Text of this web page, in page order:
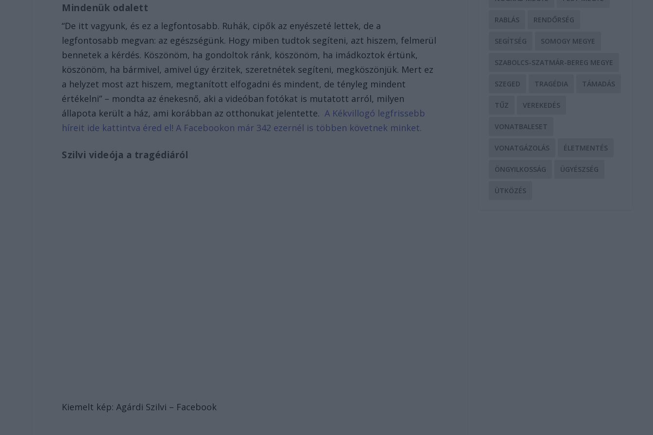
Mindenük odalett
“De itt vagyunk, és ez a legfontosabb. Ruhák, cipők az enyészeté lettek, de a
legfontosabb megvan: az egészségünk. Hogy miben tudtok segíteni, azt hiszem, felmerül
bennetek a kérdés. Köszönöm, ha gondoltok ránk, köszönöm, ha imádkoztok értünk,
köszönöm, ha bármivel, amivel úgy érzitek, szeretnétek segíteni, megköszönjük. Mert ez
a helyzet most azt hiszem, megtanított elfogadni és mindent, de tényleg mindent
értékelni” – mondta az énekesnő, aki a videóban fotókat is mutatott arról, milyen
állapota került a ház, ami korábban az otthonukat jelentette. A Kékvillogó legfrissebb
híreit ide kattintva éred el! A Facebookon már 342 ezernél is többen követnek minket.
Szilvi videója a tragédiáról
Kiemelt kép: Agárdi Szilvi – Facebook
RABLÁS RENDŐRSÉG
SEGÍTSÉG SOMOGY MEGYE
SZABOLCS-SZATMÁR-BEREG MEGYE
SZEGED TRAGÉDIA TÁMADÁS
TŰZ VEREKEDÉS
VONATBALESET
VONATGÁZOLÁS ÉLETMENTÉS
ÖNGYILKOSSÁG ÜGYÉSZSÉG
ÜTKÖZÉS